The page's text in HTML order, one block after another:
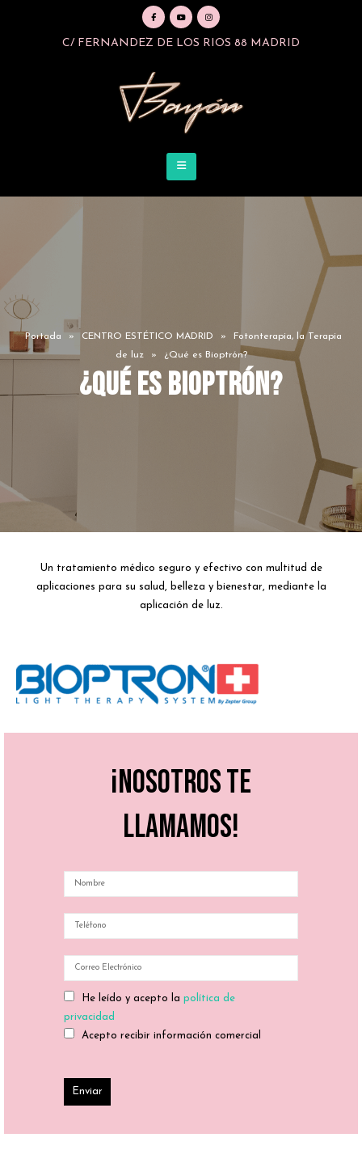
C/ FERNANDEZ DE LOS RIOS 88 MADRID
Portada » CENTRO ESTÉTICO MADRID »
Fotonterapia, la Terapia
de luz
» ¿Qué es Bioptrón?
¿Qué es Bioptrón?
Un tratamiento médico seguro y efectivo con multitud de
aplicaciones para su salud, belleza y bienestar, mediante la
aplicación de luz.
¡Nosotros te
llamamos!
He leído y acepto la política de
privacidad
Acepto recibir información comercial